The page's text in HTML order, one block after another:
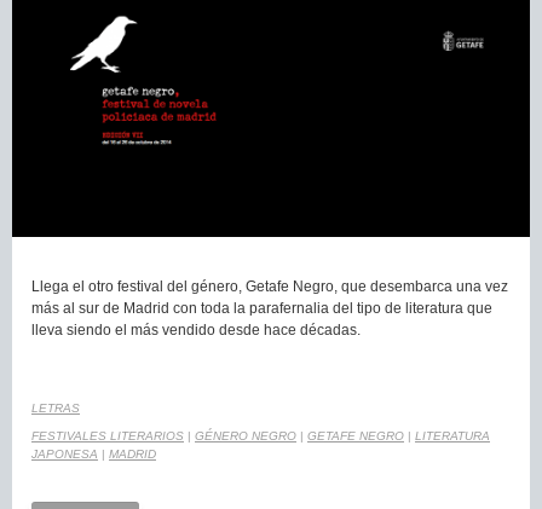
Llega el otro festival del género, Getafe Negro, que desembarca una vez
más al sur de Madrid con toda la parafernalia del tipo de literatura que
lleva siendo el más vendido desde hace décadas.
LETRAS
FESTIVALES LITERARIOS | GÉNERO NEGRO | GETAFE NEGRO | LITERATURA
JAPONESA | MADRID